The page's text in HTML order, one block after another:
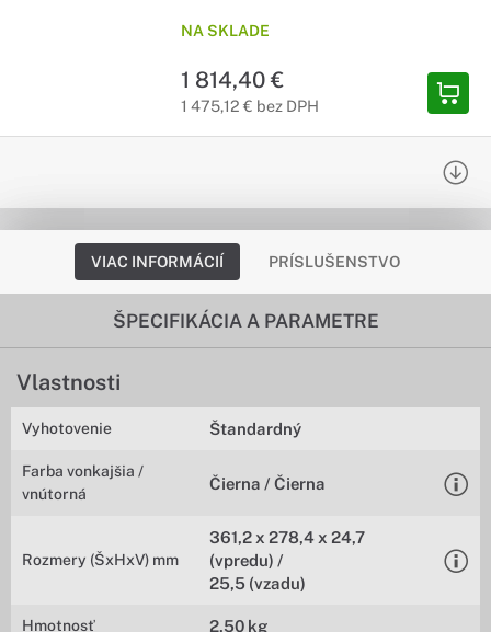
NA SKLADE
1 814,40 €
1 475,12 € bez DPH
VIAC INFORMÁCIÍ PRÍSLUŠENSTVO
ŠPECIFIKÁCIA A PARAMETRE
Vlastnosti
Vyhotovenie Štandardný
Farba vonkajšia /
vnútorná
Čierna / Čierna
Rozmery (ŠxHxV) mm
361,2 x 278,4 x 24,7
(vpredu) /
25,5 (vzadu)
Hmotnosť 2,50 kg